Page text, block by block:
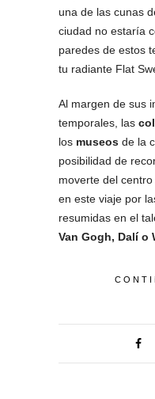
una de las cunas
ciudad no estaría
paredes de estos
tu radiante Flat
Al margen de sus
temporales, las
los museos de la
posibilidad de
moverte del
en este viaje por
resumidas en el
Van Gogh, Dalí o